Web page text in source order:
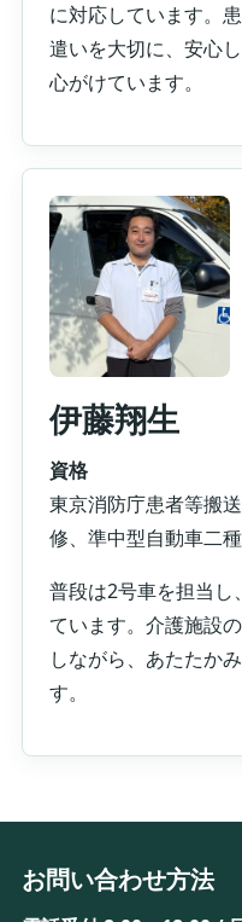
に対応しています。
遣いを大切に、安心
心がけています。
伊藤翔生
資格
東京消防庁患者等搬
修、準中型自動車二
普段は2号車を担当し
ています。介護施設
しながら、あたたか
す。
お問い合わせ方法